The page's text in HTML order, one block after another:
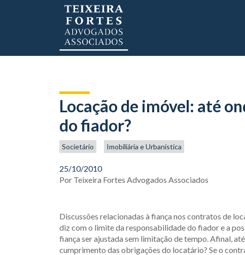
Locação de imóvel: até
do fiador?
Societário Imobiliária e Urbanística
25/10/2010
Por Teixeira Fortes Advogados Associados
Discussões relacionadas à fiança nos contratos de
diz com o limite da responsabilidade do fiador e a
fiança ser ajustada sem limitação de tempo. Afinal,
cumprimento das obrigações do locatário? Se o